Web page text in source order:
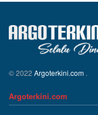
© 2022 Argoterkini.com .
Argoterkini.com